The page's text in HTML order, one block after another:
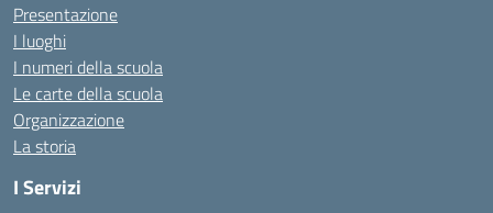
Presentazione
I luoghi
I numeri della scuola
Le carte della scuola
Organizzazione
La storia
I Servizi